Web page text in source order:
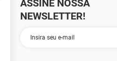
ASSINE NOSSA
NEWSLETTER!